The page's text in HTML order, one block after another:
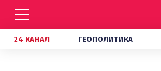
24 КАНАЛ ГЕОПОЛИТИКА